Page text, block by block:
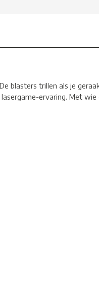
blasters trillen als je
ervaring. Met